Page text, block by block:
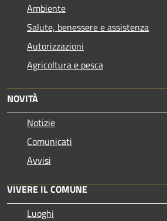
Ambiente
Salute, benessere e assistenza
Autorizzazioni
Agricoltura e pesca
NOVITÀ
Notizie
Comunicati
Avvisi
VIVERE IL COMUNE
Luoghi